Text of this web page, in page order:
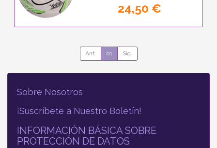
24,50 €
Ant. 01 Sig.
Sobre Nosotros
¡Suscríbete a Nuestro Boletín!
INFORMACIÓN BÁSICA SOBRE
PROTECCIÓN DE DATOS